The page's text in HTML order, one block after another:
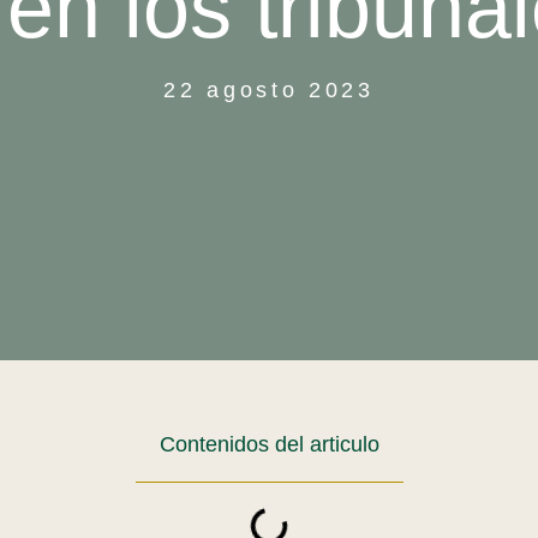
22 agosto 2023
Contenidos del articulo